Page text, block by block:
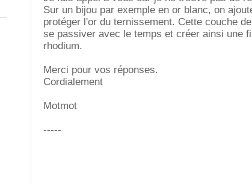
Sur un bijou par exemple en or blanc, on
protéger l'or du ternissement. Cette couche
se passiver avec le temps et créer ainsi une
rhodium.
Merci pour vos réponses.
Cordialement
Motmot
-----